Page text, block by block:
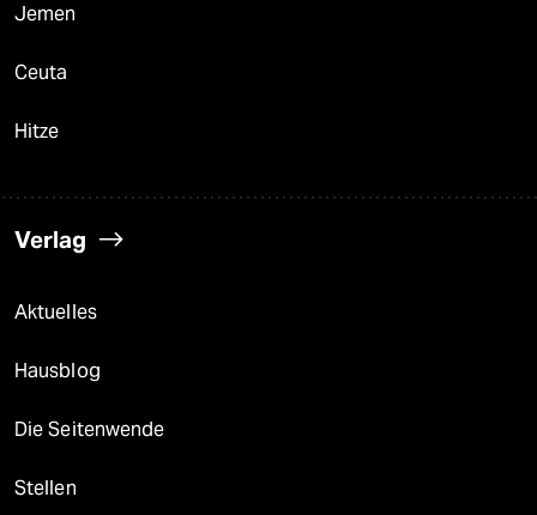
Jemen
Ceuta
Hitze
Verlag
Aktuelles
Hausblog
Die Seitenwende
Stellen